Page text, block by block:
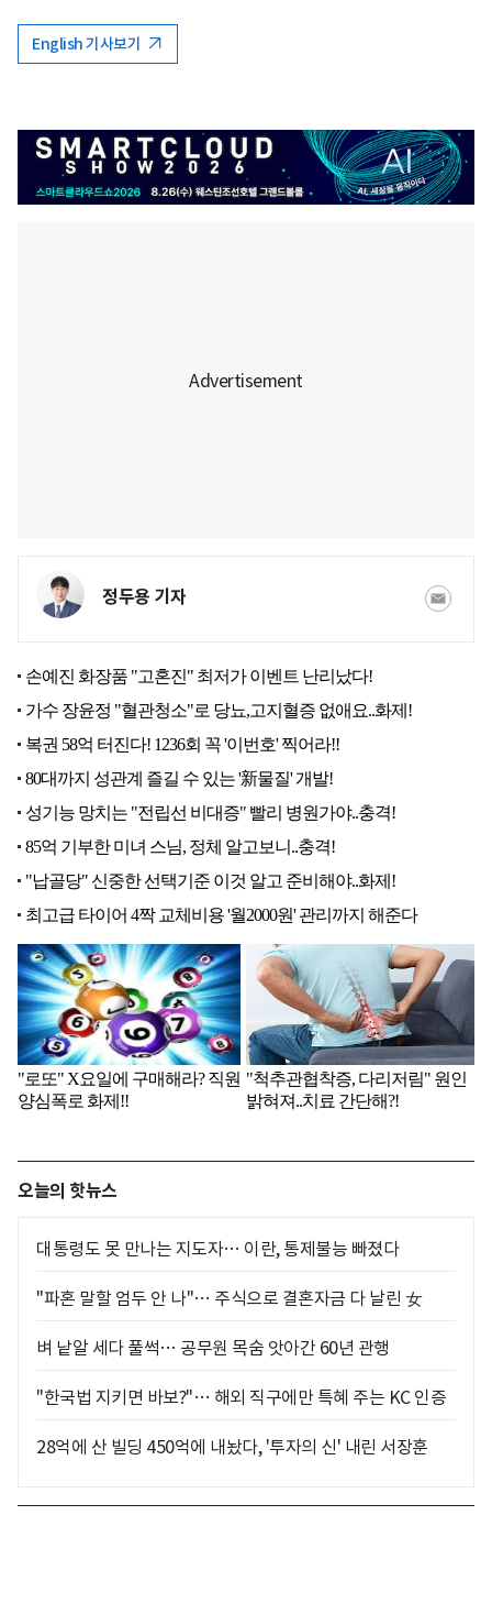
English 기사보기
정두용 기자
오늘의 핫뉴스
대통령도 못 만나는 지도자… 이란, 통제불능 빠졌다
"파혼 말할 엄두 안 나"… 주식으로 결혼자금 다 날린 女
벼 낱알 세다 풀썩… 공무원 목숨 앗아간 60년 관행
"한국법 지키면 바보?"… 해외 직구에만 특혜 주는 KC 인증
28억에 산 빌딩 450억에 내놨다, '투자의 신' 내린 서장훈